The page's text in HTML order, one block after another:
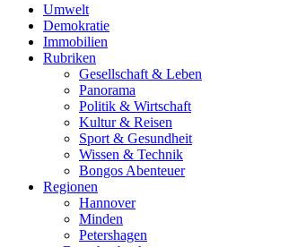
Umwelt
Demokratie
Immobilien
Rubriken
Gesellschaft & Leben
Panorama
Politik & Wirtschaft
Kultur & Reisen
Sport & Gesundheit
Wissen & Technik
Bongos Abenteuer
Regionen
Hannover
Minden
Petershagen